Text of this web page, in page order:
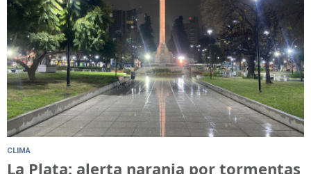
CLIMA
La Plata: alerta naranja por tormentas